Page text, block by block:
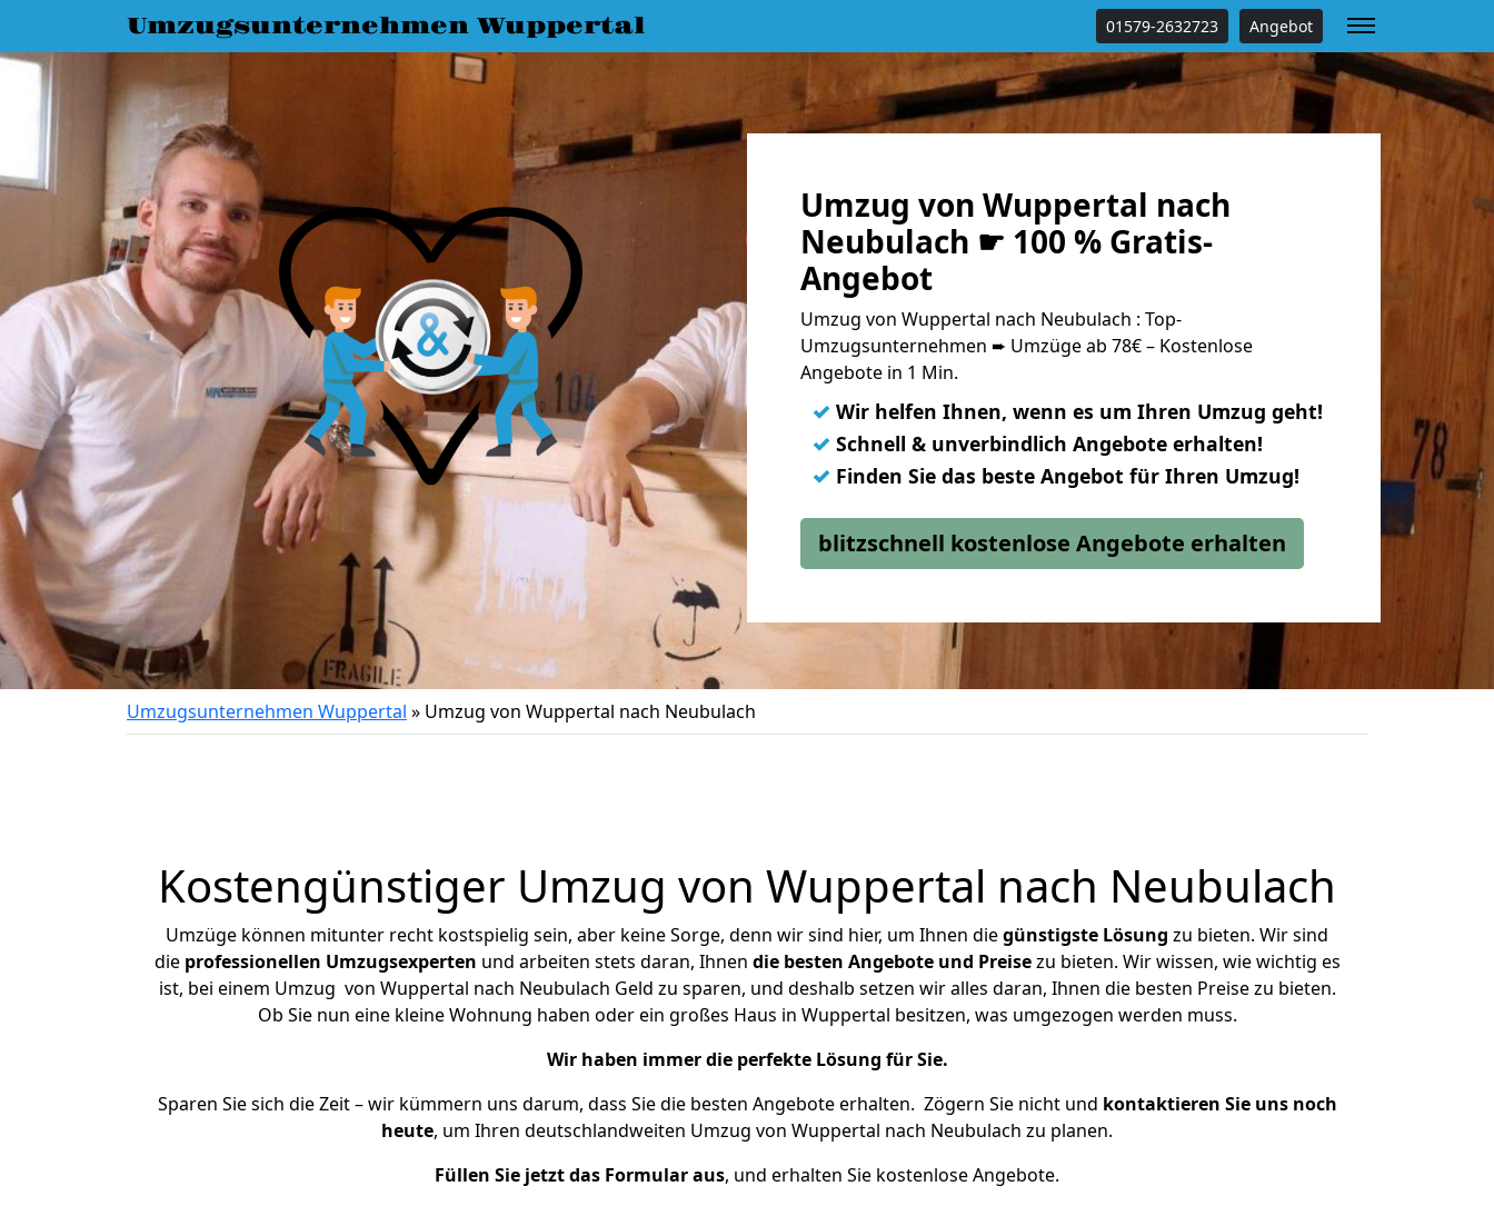
Umzugsunternehmen Wuppertal 01579-2632723 Angebot
Umzug von Wuppertal nach
Neubulach ☛ 100 % Gratis-
Angebot
Umzug von Wuppertal nach Neubulach : Top-
Umzugsunternehmen ➨ Umzüge ab 78€ – Kostenlose
Angebote in 1 Min.
✓ Wir helfen Ihnen, wenn es um Ihren Umzug geht!
✓ Schnell & unverbindlich Angebote erhalten!
✓ Finden Sie das beste Angebot für Ihren Umzug!
blitzschnell kostenlose Angebote erhalten
Umzugsunternehmen Wuppertal » Umzug von Wuppertal nach Neubulach
Kostengünstiger Umzug von Wuppertal nach Neubulach
Umzüge können mitunter recht kostspielig sein, aber keine Sorge, denn wir sind hier, um Ihnen diegünstigste Lösung zu bieten. Wir sind
die professionellen Umzugsexperten und arbeiten stets daran, Ihnen die besten Angebote und Preisezu bieten. Wir wissen, wie wichtig es
ist, bei einem Umzug von Wuppertal nach Neubulach Geld zu sparen, und deshalb setzen wir alles daran, Ihnen die besten Preise zu bieten.
Ob Sie nun eine kleine Wohnung haben oder ein großes Haus in Wuppertal besitzen, was umgezogen werden muss.
Wir haben immer die perfekte Lösung für Sie.
Sparen Sie sich die Zeit – wir kümmern uns darum, dass Sie die besten Angebote erhalten. Zögern Sie nicht und kontaktieren Sie uns noch
heute, um Ihren deutschlandweiten Umzug von Wuppertal nach Neubulach zu planen.
Füllen Sie jetzt das Formular aus, und erhalten Sie kostenlose Angebote.